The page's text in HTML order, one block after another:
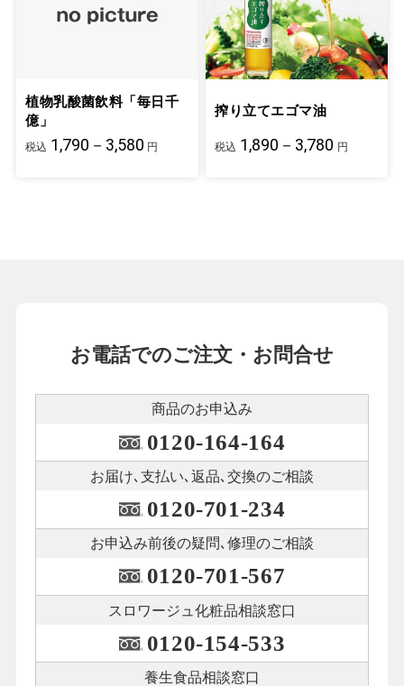
植物乳酸菌飲料「毎日千
億」
税込 1,790－3,580 円
搾り立てエゴマ油
税込 1,890－3,780 円
お電話でのご注文・お問合せ
商品のお申込み
0120-164-164
お届け､支払い､ 返品､交換のご相談
0120-701-234
お申込み前後の疑問､修理のご相談
0120-701-567
スロワージュ化粧品相談窓口
0120-154-533
養生食品相談窓口